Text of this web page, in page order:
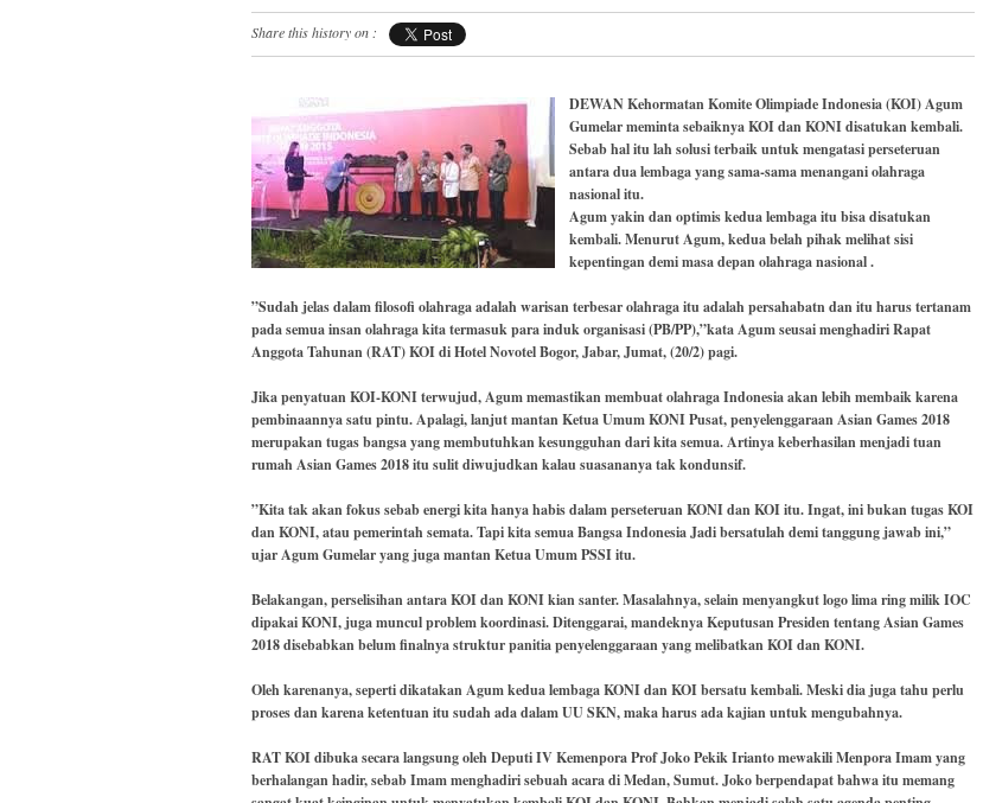
Share this history on :
DEWAN Kehormatan Komite Olimpiade Indonesia (KOI) Agum
Gumelar meminta sebaiknya KOI dan KONI disatukan kembali.
Sebab hal itu lah solusi terbaik untuk mengatasi perseteruan
antara dua lembaga yang sama-sama menangani olahraga
nasional itu.
Agum yakin dan optimis kedua lembaga itu bisa disatukan
kembali. Menurut Agum, kedua belah pihak melihat sisi
kepentingan demi masa depan olahraga nasional .
”Sudah jelas dalam filosofi olahraga adalah warisan terbesar olahraga itu adalah persahabatn dan itu harus tertanam
pada semua insan olahraga kita termasuk para induk organisasi (PB/PP),”kata Agum seusai menghadiri Rapat
Anggota Tahunan (RAT) KOI di Hotel Novotel Bogor, Jabar, Jumat, (20/2) pagi.
Jika penyatuan KOI-KONI terwujud, Agum memastikan membuat olahraga Indonesia akan lebih membaik karena
pembinaannya satu pintu. Apalagi, lanjut mantan Ketua Umum KONI Pusat, penyelenggaraan Asian Games 2018
merupakan tugas bangsa yang membutuhkan kesungguhan dari kita semua. Artinya keberhasilan menjadi tuan
rumah Asian Games 2018 itu sulit diwujudkan kalau suasananya tak kondunsif.
”Kita tak akan fokus sebab energi kita hanya habis dalam perseteruan KONI dan KOI itu. Ingat, ini bukan tugas KOI
dan KONI, atau pemerintah semata. Tapi kita semua Bangsa Indonesia Jadi bersatulah demi tanggung jawab ini,”
ujar Agum Gumelar yang juga mantan Ketua Umum PSSI itu.
Belakangan, perselisihan antara KOI dan KONI kian santer. Masalahnya, selain menyangkut logo lima ring milik IOC
dipakai KONI, juga muncul problem koordinasi. Ditenggarai, mandeknya Keputusan Presiden tentang Asian Games
2018 disebabkan belum finalnya struktur panitia penyelenggaraan yang melibatkan KOI dan KONI.
Oleh karenanya, seperti dikatakan Agum kedua lembaga KONI dan KOI bersatu kembali. Meski dia juga tahu perlu
proses dan karena ketentuan itu sudah ada dalam UU SKN, maka harus ada kajian untuk mengubahnya.
RAT KOI dibuka secara langsung oleh Deputi IV Kemenpora Prof Joko Pekik Irianto mewakili Menpora Imam yang
berhalangan hadir, sebab Imam menghadiri sebuah acara di Medan, Sumut. Joko berpendapat bahwa itu memang